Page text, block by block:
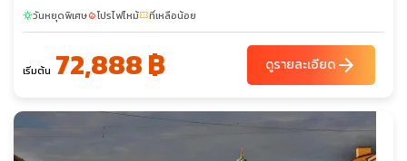
sunnyวันหยุดพิเศษlocal_fire_departmentโปรไฟไหม้confirmation_numberที่เหลือน้อย
เริ่มต้น 72,888 ฿ ดูรายละเอียดarrow_forward